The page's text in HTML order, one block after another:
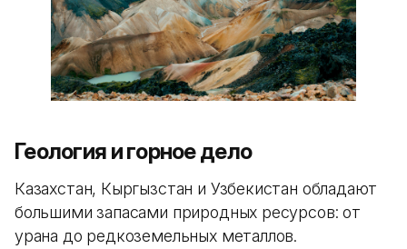
Геология и горное дело
Казахстан, Кыргызстан и Узбекистан обладают
большими запасами природных ресурсов: от
урана до редкоземельных металлов.